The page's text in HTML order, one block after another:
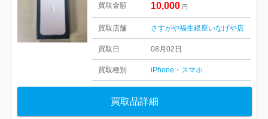
買取金額 10,000 円
買取店舗 さすがや福生銀座いなげや店
買取日 08月02日
買取種別 iPhone・スマホ
買取品詳細